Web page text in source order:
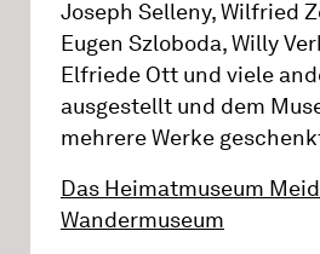
Joseph Selleny, Wilfried
Eugen Szloboda, Willy
Elfriede Ott und viele
ausgestellt und dem
mehrere Werke
Das Heimatmuseum
Wandermuseum